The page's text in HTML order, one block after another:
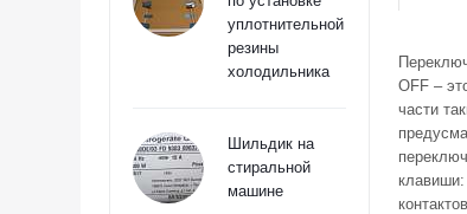
уплотнительной
резины
холодильника
Шильдик на
стиральной
машине
OFF –
части